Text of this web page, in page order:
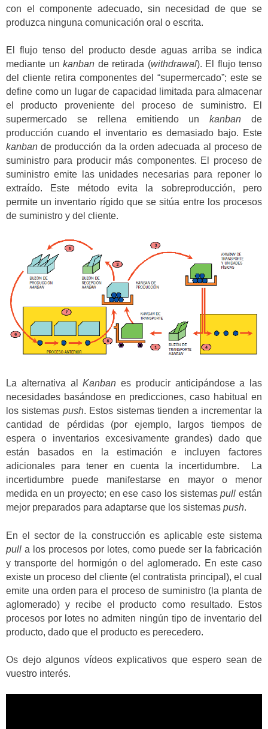
con el componente adecuado, sin necesidad de que se
produzca ninguna comunicación oral o escrita.
El flujo tenso del producto desde aguas arriba se indica
mediante un kanban de retirada (withdrawal). El flujo tenso
del cliente retira componentes del “supermercado”; este se
define como un lugar de capacidad limitada para almacenar
el producto proveniente del proceso de suministro. El
supermercado se rellena emitiendo unkanban de
producción cuando el inventario es demasiado bajo. Este
kanban de producción da la orden adecuada al proceso de
suministro para producir más componentes. El proceso de
suministro emite las unidades necesarias para reponer lo
extraído. Este método evita la sobreproducción, pero
permite un inventario rígido que se sitúa entre los procesos
de suministro y del cliente.
La alternativa alKanban es producir anticipándose a las
necesidades basándose en predicciones, caso habitual en
los sistemas push. Estos sistemas tienden a incrementar la
cantidad de pérdidas (por ejemplo, largos tiempos de
espera o inventarios excesivamente grandes) dado que
están basados en la estimación e incluyen factores
adicionales para tener en cuenta la incertidumbre. La
incertidumbre puede manifestarse en mayor o menor
medida en un proyecto; en ese caso los sistemaspull están
mejor preparados para adaptarse que los sistemas push.
En el sector de la construcción es aplicable este sistema
pull a los procesos por lotes, como puede ser la fabricación
y transporte del hormigón o del aglomerado. En este caso
existe un proceso del cliente (el contratista principal), el cual
emite una orden para el proceso de suministro (la planta de
aglomerado) y recibe el producto como resultado. Estos
procesos por lotes no admiten ningún tipo de inventario del
producto, dado que el producto es perecedero.
Os dejo algunos vídeos explicativos que espero sean de
vuestro interés.